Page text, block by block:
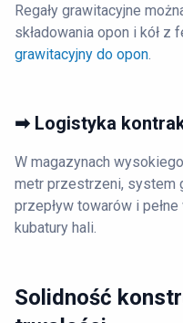
Regały grawitacyjne
składowania opon i kół z
grawitacyjny do opon.
➡ Logistyka
W magazynach
metr przestrzeni, system
przepływ towarów i
kubatury hali.
Solidność